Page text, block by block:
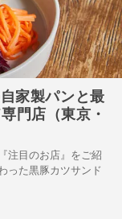
家製パンと最
門店（東京・
注目のお店』をご紹
った黒豚カツサンド